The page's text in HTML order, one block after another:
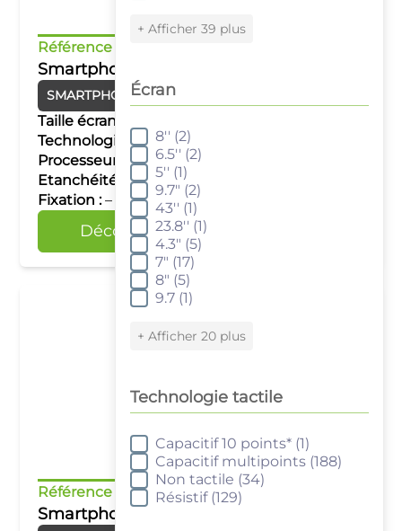
+ Afficher 39 plus
Écran
Écran
8'' (2)
6.5'' (2)
5'' (1)
9.7" (2)
43'' (1)
23.8'' (1)
4.3" (5)
7" (17)
8" (5)
9.7 (1)
+ Afficher 20 plus
Technologie tactile
Technologie tactile
Capacitif 10 points* (1)
Capacitif multipoints (188)
Non tactile (34)
Résistif (129)
Référence :
Smartphone durci 6.5" Android
SMARTPHONES DURCIS
Taille écran :
Technologie tactile :Capacitif multipoints
Processeur :
MT6789 – Helio G99 octa-core
Etanchéité :
IP68
Fixation :–
Découvrir
Référence : KSRW065N
Smartphone durci 6.5" Windows